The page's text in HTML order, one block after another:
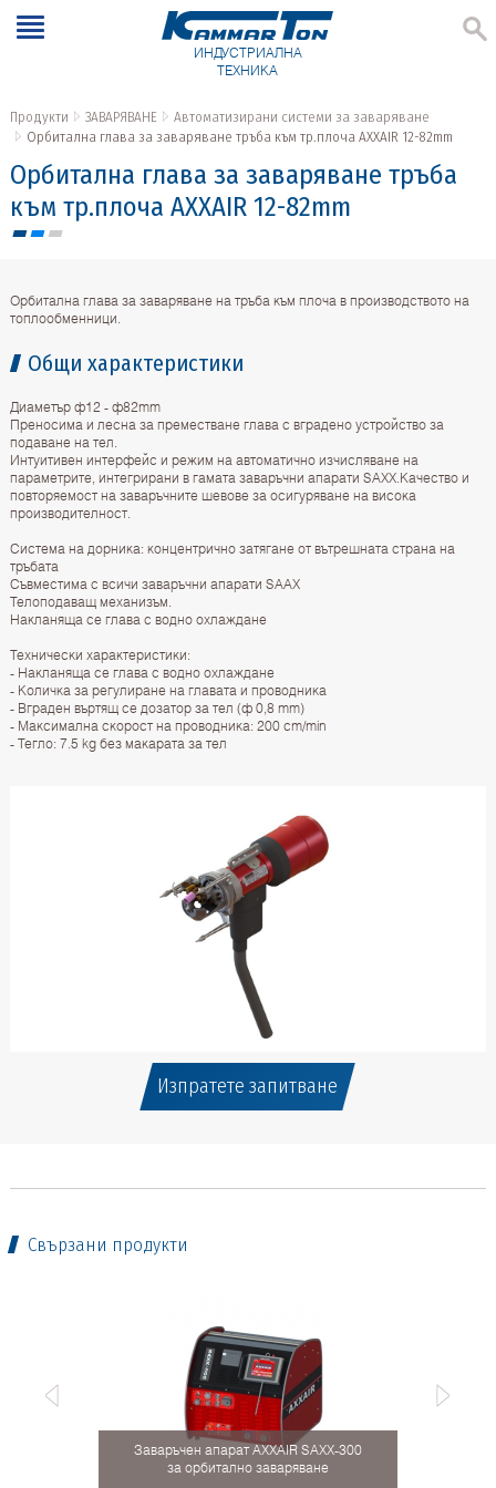
ИНДУСТРИАЛНА
ТЕХНИКА
Продукти ЗАВАРЯВАНЕ
Автоматизирани системи за заваряване
Орбитална глава за заваряване тръба към тр.плоча AXXAIR 12-82mm
Орбитална глава за заваряване тръба
към тр.плоча AXXAIR 12-82mm
Орбитална глава за заваряване на тръба към плоча в производството на
топлообменници.
Общи характеристики
Диаметър ф12 - ф82mm
Преносима и лесна за преместване глава с вградено устройство за
подаване на тел.
Интуитивен интерфейс и режим на автоматично изчисляване на
параметрите, интегрирани в гамата заваръчни апарати SAXX.Качество и
повторяемост на заваръчните шевове за осигуряване на висока
производителност.
Система на дорника: концентрично затягане от вътрешната страна на
тръбата
Съвместима с всичи заваръчни апарати SAAX
Телоподаващ механизъм.
Накланяща се глава с водно охлаждане
Технически характеристики:
- Накланяща се глава с водно охлаждане
- Количка за регулиране на главата и проводника
- Вграден въртящ се дозатор за тел (ф 0,8 mm)
- Максимална скорост на проводника: 200 cm/min
- Тегло: 7.5 kg без макарата за тел
Изпратете запитване
Свързани продукти
Заваръчен апарат AXXAIR SAXX-300
за орбитално заваряване